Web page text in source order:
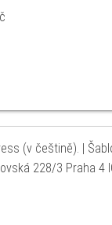
(v češtině). |
228/3 Praha 4